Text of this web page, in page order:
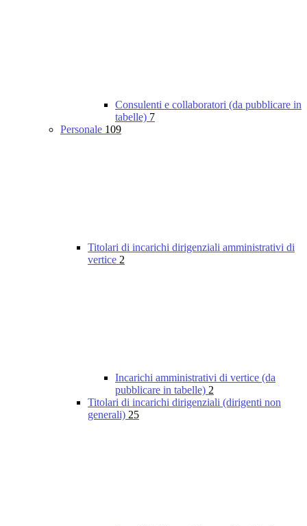
Consulenti e collaboratori (da pubblicare in
tabelle) 7
Personale 109
Titolari di incarichi dirigenziali amministrativi di
vertice 2
Incarichi amministrativi di vertice (da
pubblicare in tabelle) 2
Titolari di incarichi dirigenziali (dirigenti non
generali) 25